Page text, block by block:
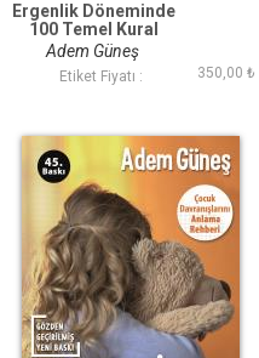
Ergenlik Döneminde
100 Temel Kural
Adem Güneş
Etiket Fiyatı : 350,00 ₺